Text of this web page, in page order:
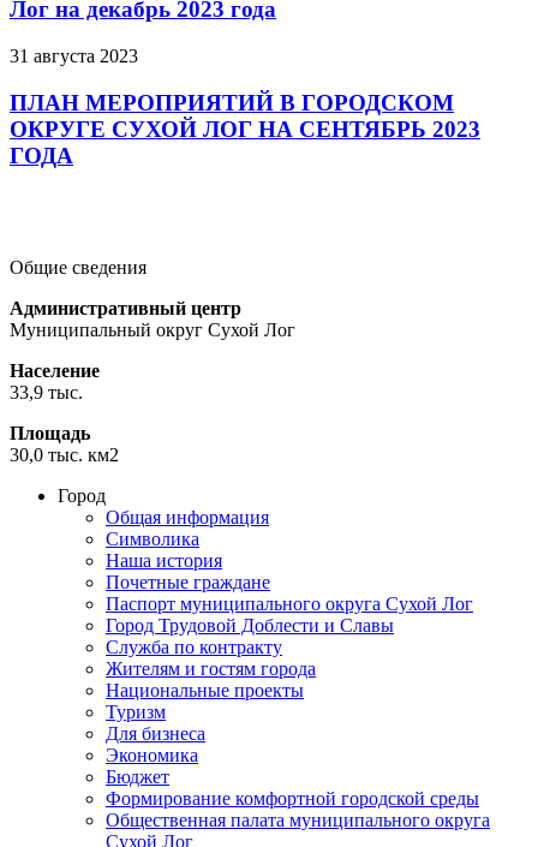
Лог на декабрь 2023 года
31 августа 2023
ПЛАН МЕРОПРИЯТИЙ В ГОРОДСКОМ
ОКРУГЕ СУХОЙ ЛОГ НА СЕНТЯБРЬ 2023
ГОДА
Общие сведения
Административный центр
Муниципальный округ Сухой Лог
Население
33,9 тыс.
Площадь
30,0 тыс. км2
Город
Общая информация
Символика
Наша история
Почетные граждане
Паспорт муниципального округа Сухой Лог
Город Трудовой Доблести и Славы
Служба по контракту
Жителям и гостям города
Национальные проекты
Туризм
Для бизнеса
Экономика
Бюджет
Формирование комфортной городской среды
Общественная палата муниципального округа
Сухой Лог